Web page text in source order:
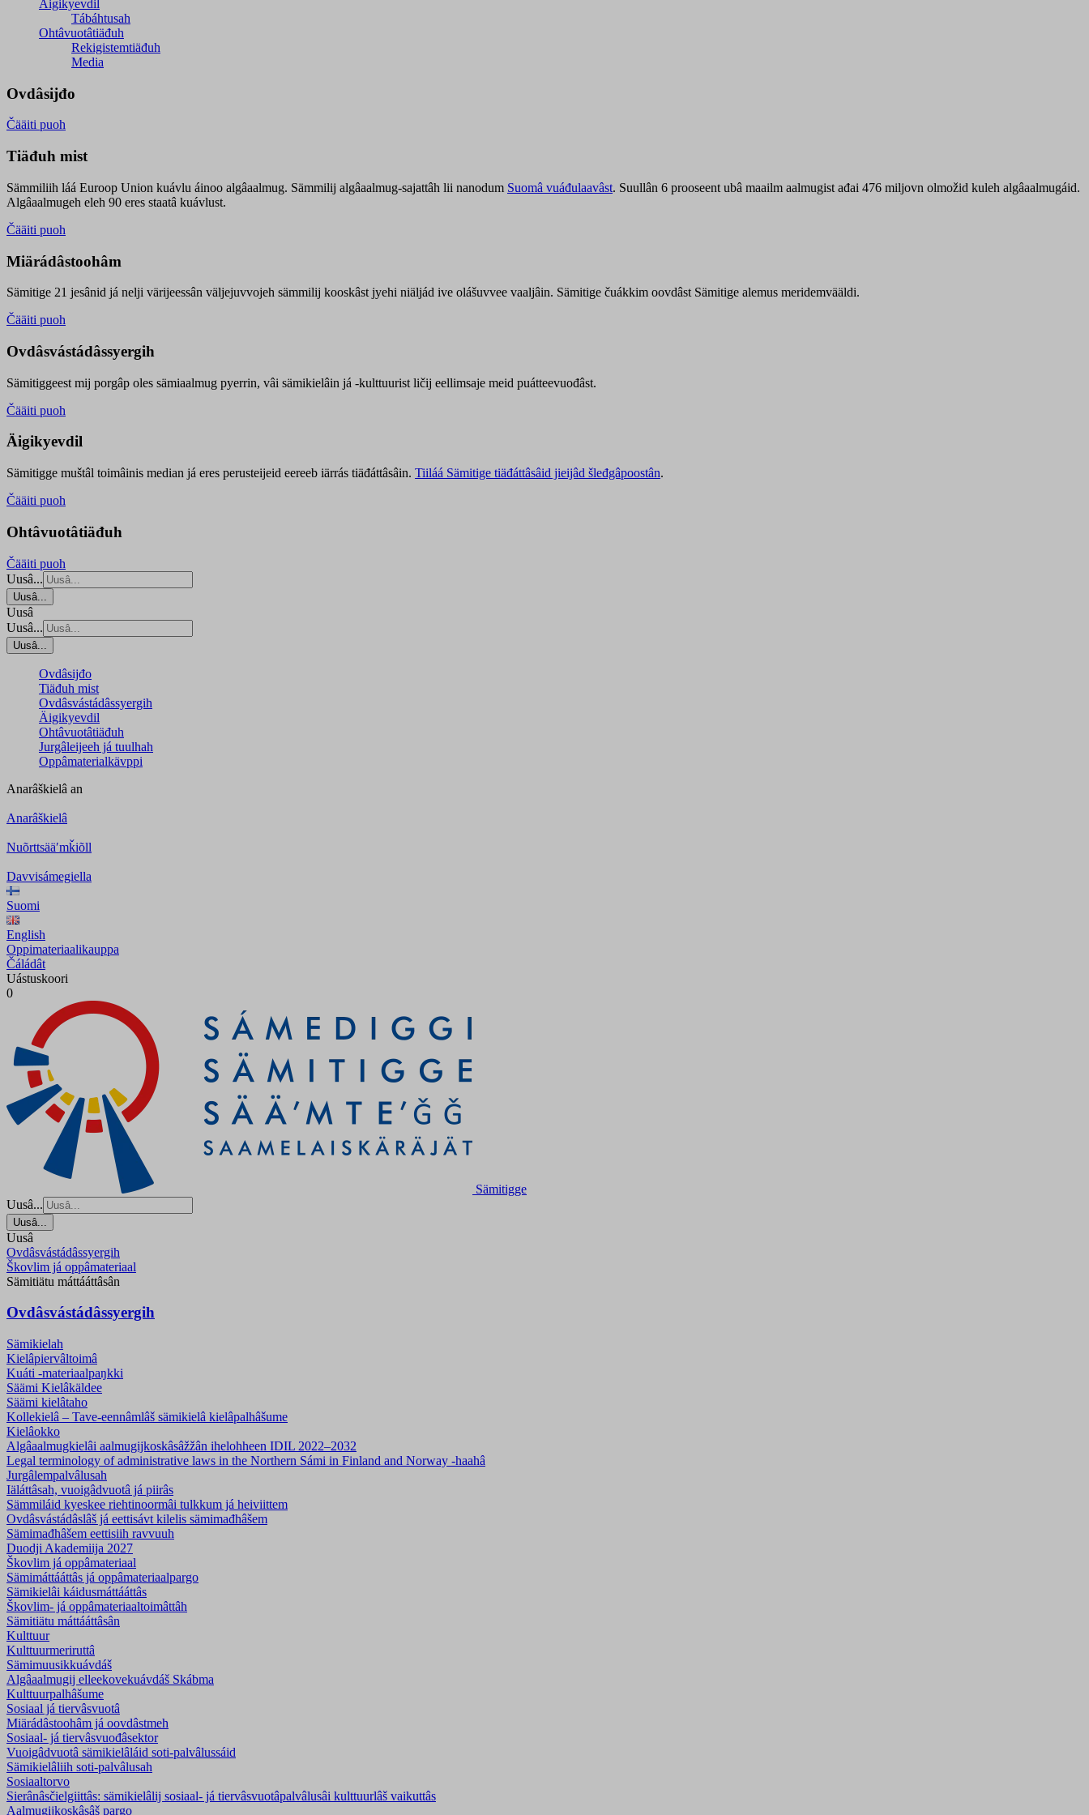
Äigikyevdil
Tábáhtusah
Ohtâvuotâtiäđuh
Rekigistemtiäđuh
Media
Ovdâsijđo
Čääiti puoh
Tiäđuh mist
Sämmiliih láá Euroop Union kuávlu áinoo algâaalmug. Sämmilij algâaalmug-sajattâh lii nanodum Suomâ vuáđulaavâst. Suullân 6 prooseent ubâ maailm aalmugist ađai 476 miljovn olmožid kuleh algâaalmugáid.
Algâaalmugeh eleh 90 eres staatâ kuávlust.
Čääiti puoh
Miärádâstoohâm
Sämitige 21 jesânid já nelji värijeessân väljejuvvojeh sämmilij kooskâst jyehi niäljád ive olášuvvee vaaljâin. Sämitige čuákkim oovdâst Sämitige alemus meridemvääldi.
Čääiti puoh
Ovdâsvástádâssyergih
Sämitiggeest mij porgâp oles sämiaalmug pyerrin, vâi sämikielâin já -kulttuurist ličij eellimsaje meid puátteevuođâst.
Čääiti puoh
Äigikyevdil
Sämitigge muštâl toimâinis median já eres perusteijeid eereeb iärrás tiäđáttâsâin. Tiiláá Sämitige tiäđáttâsâid jieijâd šleđgâpoostân.
Čääiti puoh
Ohtâvuotâtiäđuh
Čääiti puoh
Uusâ...
Uusâ...
Uusâ
Uusâ...
Uusâ...
Ovdâsijđo
Tiäđuh mist
Ovdâsvástádâssyergih
Äigikyevdil
Ohtâvuotâtiäđuh
Jurgâleijeeh já tuulhah
Oppâmaterialkävppi
Anarâškielâ an
Anarâškielâ
Nuõrttsääʹmǩiõll
Davvisámegiella
Suomi
English
Oppimateriaalikauppa
Čáládât
Uástuskoori
0
Sämitigge
Uusâ...
Uusâ...
Uusâ
Ovdâsvástádâssyergih
Škovlim já oppâmateriaal
Sämitiätu máttááttâsân
Ovdâsvástádâssyergih
Sämikielah
Kielâpiervâltoimâ
Kuáti -materiaalpaŋkki
Säämi Kielâkäldee
Säämi kielâtaho
Kollekielâ – Tave-eennâmlâš sämikielâ kielâpalhâšume
Kielâokko
Algâaalmugkielâi aalmugijkoskâsâžžân ihelohheen IDIL 2022–2032
Legal terminology of administrative laws in the Northern Sámi in Finland and Norway -haahâ
Jurgâlempalvâlusah
Iäláttâsah, vuoigâdvuotâ já piirâs
Sämmiláid kyeskee riehtinoormâi tulkkum já heiviittem
Ovdâsvástádâslâš já eettisávt kilelis sämimađhâšem
Sämimađhâšem eettisiih ravvuuh
Duodji Akademiija 2027
Škovlim já oppâmateriaal
Sämimáttááttâs já oppâmateriaalpargo
Sämikielâi káidusmáttááttâs
Škovlim- já oppâmateriaaltoimâttâh
Sämitiätu máttááttâsân
Kulttuur
Kulttuurmeriruttâ
Sämimuusikkuávdáš
Algâaalmugij elleekovekuávdáš Skábma
Kulttuurpalhâšume
Sosiaal já tiervâsvuotâ
Miärádâstoohâm já oovdâstmeh
Sosiaal- já tiervâsvuođâsektor
Vuoigâdvuotâ sämikielâláid soti-palvâlussáid
Sämikielâliih soti-palvâlusah
Sosiaaltorvo
Sierânâsčielgiittâs: sämikielâlij sosiaal- já tiervâsvuotâpalvâlusâi kulttuurlâš vaikuttâs
Aalmugijkoskâsâš pargo